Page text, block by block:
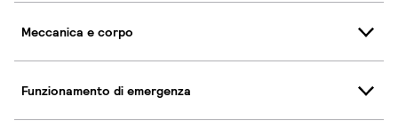
Meccanica e corpo
Funzionamento di emergenza